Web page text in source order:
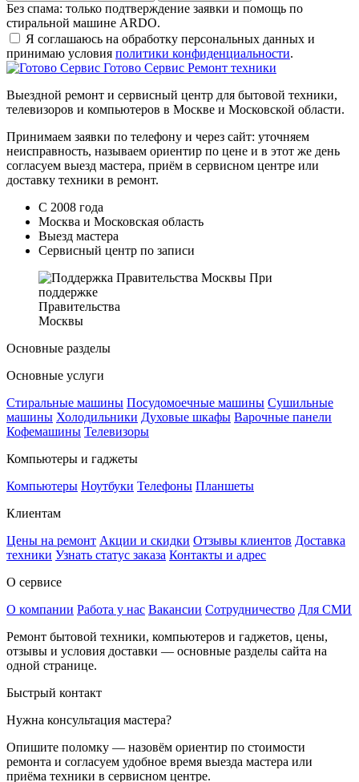
Без спама: только подтверждение заявки и помощь по
стиральной машине ARDO.
Я соглашаюсь на обработку персональных данных и
принимаю условия политики конфиденциальности.
Готово Сервис Ремонт техники
Выездной ремонт и сервисный центр для бытовой техники,
телевизоров и компьютеров в Москве и Московской области.
Принимаем заявки по телефону и через сайт: уточняем
неисправность, называем ориентир по цене и в этот же день
согласуем выезд мастера, приём в сервисном центре или
доставку техники в ремонт.
С 2008 года
Москва и Московская область
Выезд мастера
Сервисный центр по записи
При
поддержке
Правительства
Москвы
Основные разделы
Основные услуги
Стиральные машины Посудомоечные машины Сушильные
машины Холодильники Духовые шкафы Варочные панели
Кофемашины Телевизоры
Компьютеры и гаджеты
Компьютеры Ноутбуки Телефоны Планшеты
Клиентам
Цены на ремонт Акции и скидки Отзывы клиентов Доставка
техники Узнать статус заказа Контакты и адрес
О сервисе
О компании Работа у нас Вакансии Сотрудничество Для СМИ
Ремонт бытовой техники, компьютеров и гаджетов, цены,
отзывы и условия доставки — основные разделы сайта на
одной странице.
Быстрый контакт
Нужна консультация мастера?
Опишите поломку — назовём ориентир по стоимости
ремонта и согласуем удобное время выезда мастера или
приёма техники в сервисном центре.